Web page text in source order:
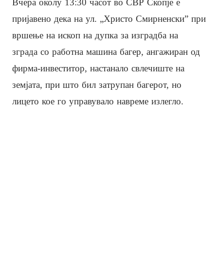
Вчера околу 13:30 часот во СВР Скопје е
пријавено дека на ул. „Христо Смирненски” при
вршење на ископ на дупка за изградба на
зграда со работна машина багер, ангажиран од
фирма-инвеститор, настанало свлечиште на
земјата, при што бил затрупан багерот, но
лицето кое го управувало навреме излегло.